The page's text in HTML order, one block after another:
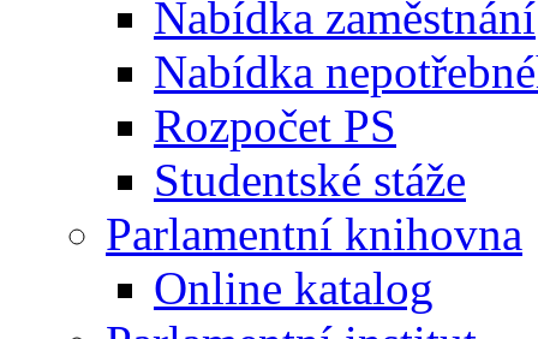
Nabídka zaměstnání
Nabídka
Rozpočet PS
Studentské stáže
Parlamentní knihovna
Online katalog